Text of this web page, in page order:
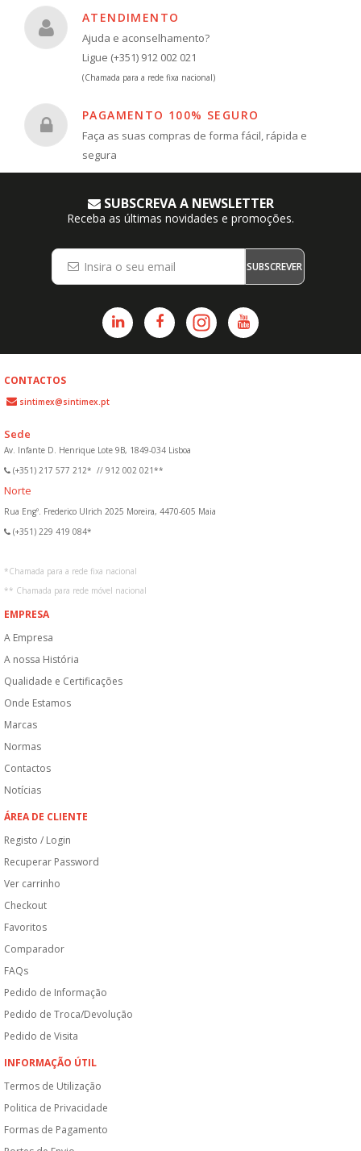
ATENDIMENTO
Ajuda e aconselhamento?
Ligue (+351) 912 002 021
(Chamada para a rede fixa nacional)
PAGAMENTO 100% SEGURO
Faça as suas compras de forma fácil, rápida e
segura
SUBSCREVA A NEWSLETTER
Receba as últimas novidades e promoções.
SUBSCREVER
CONTACTOS
sintimex@sintimex.pt
Sede
Av. Infante D. Henrique Lote 9B, 1849-034 Lisboa
(+351) 217 577 212* // 912 002 021**
Norte
Rua Engº. Frederico Ulrich 2025 Moreira, 4470-605 Maia
(+351) 229 419 084*
*Chamada para a rede fixa nacional
** Chamada para rede móvel nacional
EMPRESA
A Empresa
A nossa História
Qualidade e Certificações
Onde Estamos
Marcas
Normas
Contactos
Notícias
ÁREA DE CLIENTE
Registo / Login
Recuperar Password
Ver carrinho
Checkout
Favoritos
Comparador
FAQs
Pedido de Informação
Pedido de Troca/Devolução
Pedido de Visita
INFORMAÇÃO ÚTIL
Termos de Utilização
Politica de Privacidade
Formas de Pagamento